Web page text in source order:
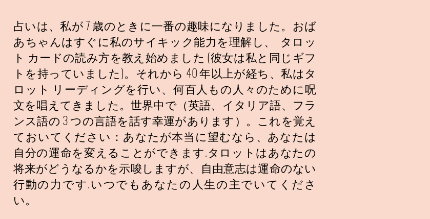
占いは、私が 7 歳のときに一番の趣味になりました。おば
あちゃんはすぐに私のサイキック能力を理解し、 タロッ
ト カードの読み方を教え始めました (彼女は私と同じギフ
トを持っていました)。それから 40 年以上が経ち、私はタ
ロット リーディングを行い、何百人もの人々のために呪
文を唱えてきました。世界中で（英語、イタリア語、フラ
ンス語の 3 つの言語を話す幸運があります）。これを覚え
ておいてください：あなたが本当に望むなら、あなたは
自分の運命を変えることができます.タロットはあなたの
将来がどうなるかを示唆しますが、自由意志は運命のない
行動の力です.いつでもあなたの人生の主でいてくださ
い。